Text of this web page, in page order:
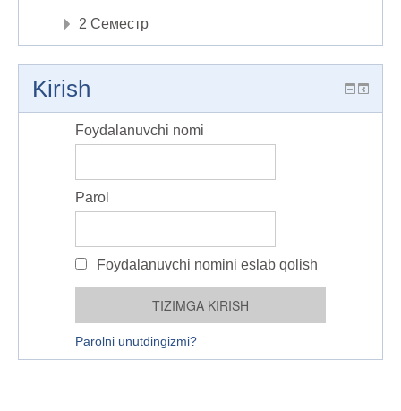
2 Семестр
Kirish
Foydalanuvchi nomi
Parol
Foydalanuvchi nomini eslab qolish
Parolni unutdingizmi?